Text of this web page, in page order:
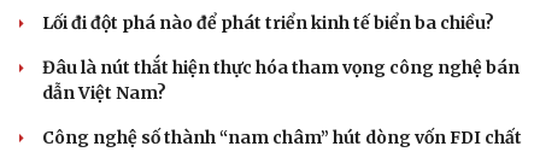
Lối đi đột phá nào để phát triển kinh tế biển ba chiều?
Đâu là nút thắt hiện thực hóa tham vọng công nghệ bán
dẫn Việt Nam?
Công nghệ số thành “nam châm” hút dòng vốn FDI chất